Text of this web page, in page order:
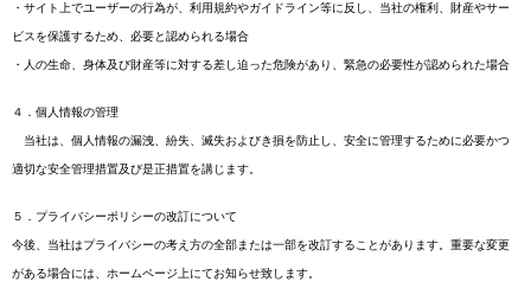
・サイト上でユーザーの行為が、利用規約やガイドライン等に反し、当社の権利、財産やサー
ビスを保護するため、必要と認められる場合
・人の生命、身体及び財産等に対する差し迫った危険があり、緊急の必要性が認められた場合
４．個人情報の管理
当社は、個人情報の漏洩、紛失、滅失およびき損を防止し、安全に管理するために必要かつ
適切な安全管理措置及び是正措置を講じます。
５．プライバシーポリシーの改訂について
今後、当社はプライバシーの考え方の全部または一部を改訂することがあります。重要な変更
がある場合には、ホームページ上にてお知らせ致します。